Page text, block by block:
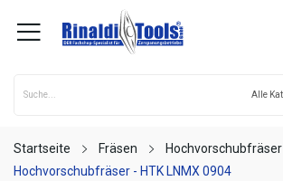
Startseite Fräsen
Hochvorschubfräser
Hochvorschubfräser - HTK LNMX 0904